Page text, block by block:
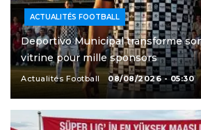
ACTUALITÉS FOOTBALL
Deportivo Municipal transforme
vitrine pour mille sponsors
Actualités Football 08/08/2026 - 05:30